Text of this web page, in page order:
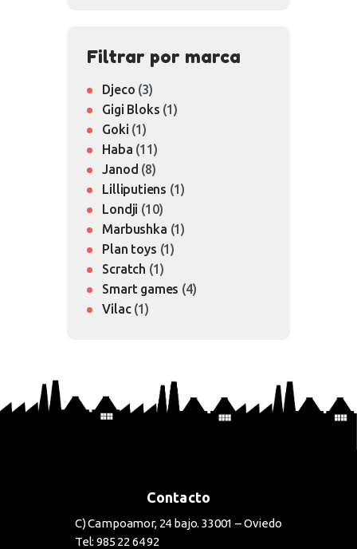
Filtrar por marca
Djeco (3)
Gigi Bloks (1)
Goki (1)
Haba (11)
Janod (8)
Lilliputiens (1)
Londji (10)
Marbushka (1)
Plan toys (1)
Scratch (1)
Smart games (4)
Vilac (1)
Contacto
C) Campoamor, 24 bajo. 33001 – Oviedo
Tel: 985 22 64 92